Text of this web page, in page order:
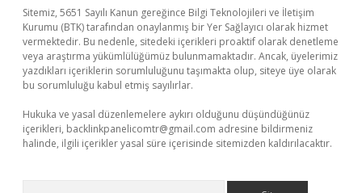
Sitemiz, 5651 Sayılı Kanun gereğince Bilgi Teknolojileri ve İletişim
Kurumu (BTK) tarafından onaylanmış bir Yer Sağlayıcı olarak hizmet
vermektedir. Bu nedenle, sitedeki içerikleri proaktif olarak denetleme
veya araştırma yükümlülüğümüz bulunmamaktadır. Ancak, üyelerimiz
yazdıkları içeriklerin sorumluluğunu taşımakta olup, siteye üye olarak
bu sorumluluğu kabul etmiş sayılırlar.
Hukuka ve yasal düzenlemelere aykırı olduğunu düşündüğünüz
içerikleri, backlinkpanelicomtr@gmail.com adresine bildirmeniz
halinde, ilgili içerikler yasal süre içerisinde sitemizden kaldırılacaktır.